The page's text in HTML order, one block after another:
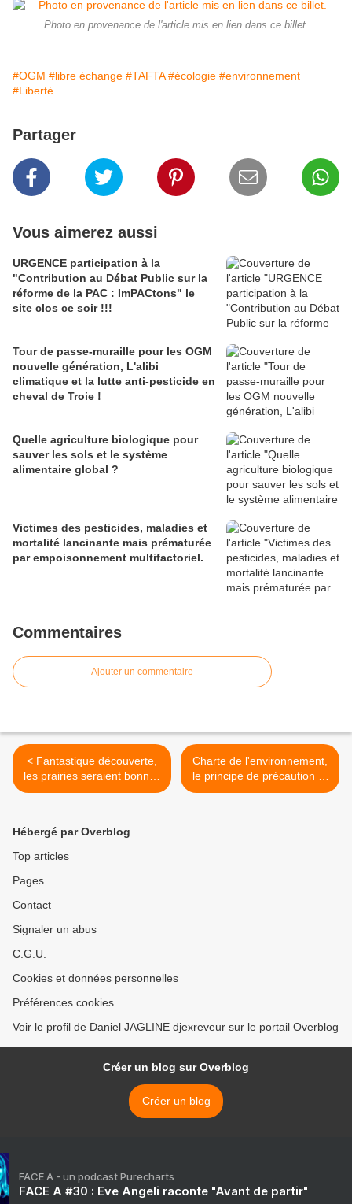
Photo en provenance de l'article mis en lien dans ce billet.
#OGM #libre échange #TAFTA #écologie #environnement
#Liberté
Partager
Vous aimerez aussi
URGENCE participation à la
"Contribution au Débat Public sur la
réforme de la PAC : ImPACtons" le
site clos ce soir !!!
Tour de passe-muraille pour les OGM
nouvelle génération, L'alibi
climatique et la lutte anti-pesticide en
cheval de Troie !
Quelle agriculture biologique pour
sauver les sols et le système
alimentaire global ?
Victimes des pesticides, maladies et
mortalité lancinante mais prématurée
par empoisonnement multifactoriel.
Commentaires
Ajouter un commentaire
< Fantastique découverte,
les prairies seraient bonnes
pour les vaches laitières !
Charte de l'environnement,
le principe de précaution et
d'information du public ça
Hébergé par Overblog
Top articles
Pages
Contact
Signaler un abus
C.G.U.
Cookies et données personnelles
Préférences cookies
Voir le profil de Daniel JAGLINE djexreveur sur le portail Overblog
Créer un blog sur Overblog
Créer un blog
FACE A - un podcast Purecharts
FACE A #30 : Eve Angeli raconte "Avant de partir"